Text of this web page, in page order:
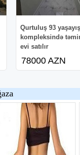
Qurtuluş 93 yaşayış
kompleksində
evi satılır
78000 AZN